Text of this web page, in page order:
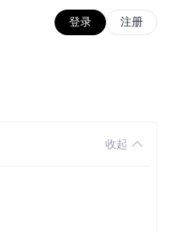
登录 注册
收起